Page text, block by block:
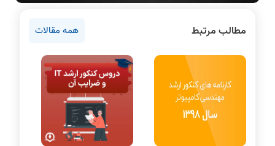
دروس مهندسی کامپیوتر
سی شارپ
علم داده
مقاله نویسی
مطالب مرتبط همه مقالات